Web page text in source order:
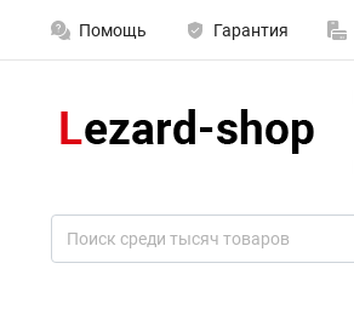
Помощь Гарантия